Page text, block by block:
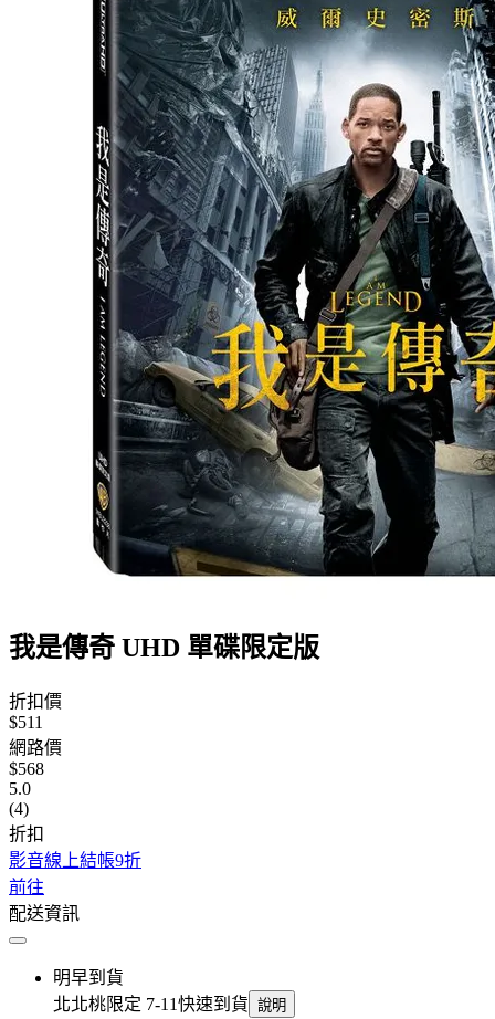
我是傳奇 UHD 單碟限定版
折扣價
$511
網路價
$568
5.0
(4)
折扣
影音線上結帳9折
前往
配送資訊
明早到貨
北北桃限定 7-11快速到貨 說明